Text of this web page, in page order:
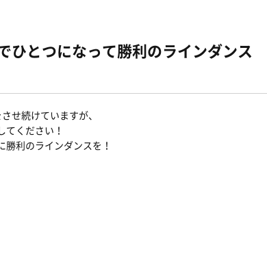
ひとつになって勝利のラインダンス
せ続けていますが、
ください！
利のラインダンスを！